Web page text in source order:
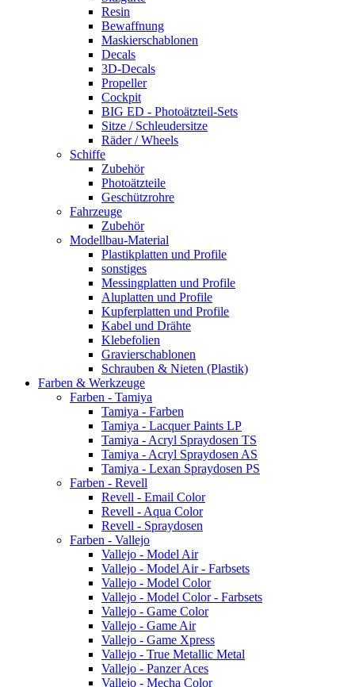
Resin
Bewaffnung
Maskierschablonen
Decals
3D-Decals
Propeller
Cockpit
BIG ED - Photoätzteil-Sets
Sitze / Schleudersitze
Räder / Wheels
Schiffe
Zubehör
Photoätzteile
Geschützrohre
Fahrzeuge
Zubehör
Modellbau-Material
Plastikplatten und Profile
sonstiges
Messingplatten und Profile
Aluplatten und Profile
Kupferplatten und Profile
Kabel und Drähte
Klebefolien
Gravierschablonen
Schrauben & Nieten (Plastik)
Farben & Werkzeuge
Farben - Tamiya
Tamiya - Farben
Tamiya - Lacquer Paints LP
Tamiya - Acryl Spraydosen TS
Tamiya - Acryl Spraydosen AS
Tamiya - Lexan Spraydosen PS
Farben - Revell
Revell - Email Color
Revell - Aqua Color
Revell - Spraydosen
Farben - Vallejo
Vallejo - Model Air
Vallejo - Model Air - Farbsets
Vallejo - Model Color
Vallejo - Model Color - Farbsets
Vallejo - Game Color
Vallejo - Game Air
Vallejo - Game Xpress
Vallejo - True Metallic Metal
Vallejo - Panzer Aces
Vallejo - Mecha Color